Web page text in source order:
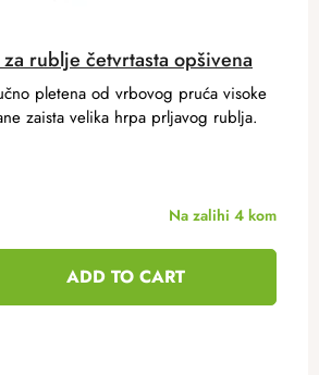
za rublje četvrtasta opšivena
Na zalihi 4 kom
ADD TO CART
pletena od vrbovog pruća visoke
zaista velika hrpa prljavog rublja.